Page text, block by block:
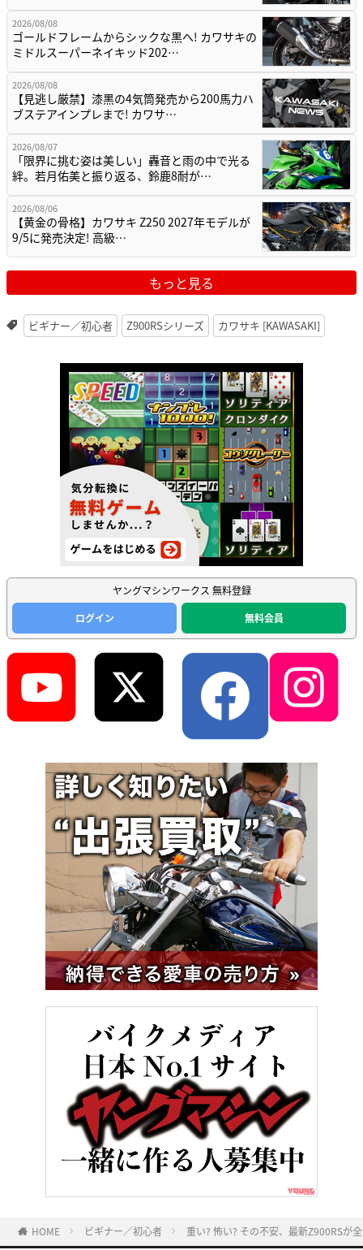
2026/08/08
ゴールドフレームからシックな黒へ! カワサキの
ミドルスーパーネイキッド202…
2026/08/08
【見逃し厳禁】漆黒の4気筒発売から200馬力ハ
ブステアインプレまで! カワサ…
2026/08/07
「限界に挑む姿は美しい」轟音と雨の中で光る
絆。若月佑美と振り返る、鈴鹿8耐が…
2026/08/06
【黄金の骨格】カワサキ Z250 2027年モデルが
9/5に発売決定! 高級…
もっと見る
ビギナー／初心者 Z900RSシリーズ カワサキ [KAWASAKI]
ヤングマシンワークス 無料登録
ログイン
無料会員
HOME ビギナー／初心者 重い? 怖い? その不安、最新Z900RSが